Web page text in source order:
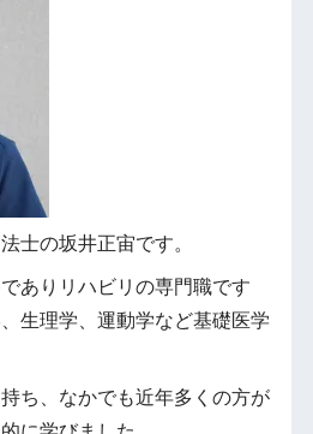
士の坂井正宙です。
ありリハビリの専門職です
生理学、運動学など基礎医学
ち、なかでも近年多くの方が